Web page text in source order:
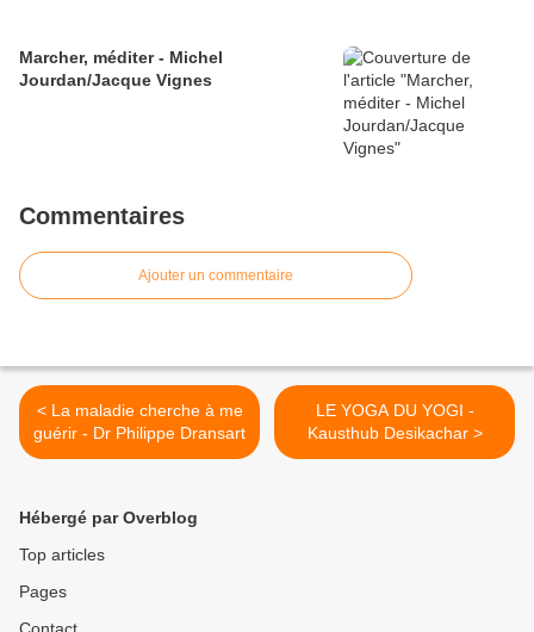
Marcher, méditer - Michel
Jourdan/Jacque Vignes
Commentaires
Ajouter un commentaire
< La maladie cherche à me
guérir - Dr Philippe Dransart
LE YOGA DU YOGI -
Kausthub Desikachar >
Hébergé par Overblog
Top articles
Pages